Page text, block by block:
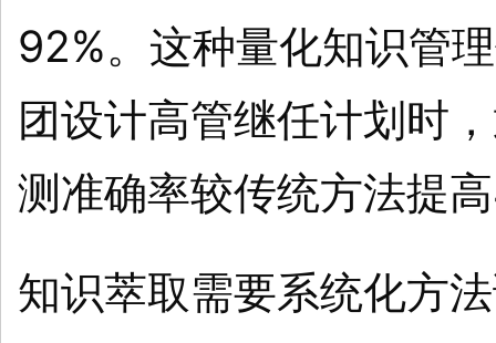
92%。这种量化知识管
团设计高管继任计划时
测准确率较传统方法提
知识萃取需要系统化方